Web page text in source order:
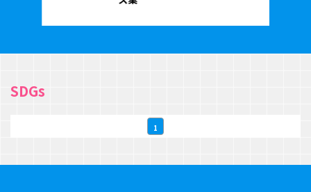
SDGs
1